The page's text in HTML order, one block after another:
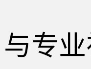
与专